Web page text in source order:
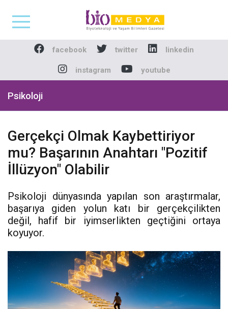
Biomedya -
facebook twitter linkedin
instagram youtube
Psikoloji
Gerçekçi Olmak Kaybettiriyor
mu? Başarının Anahtarı "Pozitif
İllüzyon" Olabilir
Psikoloji dünyasında yapılan son araştırmalar,
başarıya giden yolun katı bir gerçekçilikten
değil, hafif bir iyimserlikten geçtiğini ortaya
koyuyor.